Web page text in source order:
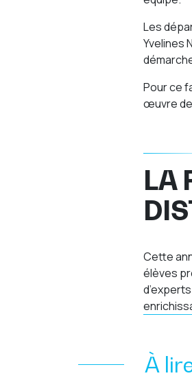
Les
Yvelines
Pour ce
œuvre
LA
Cette
élèves
À